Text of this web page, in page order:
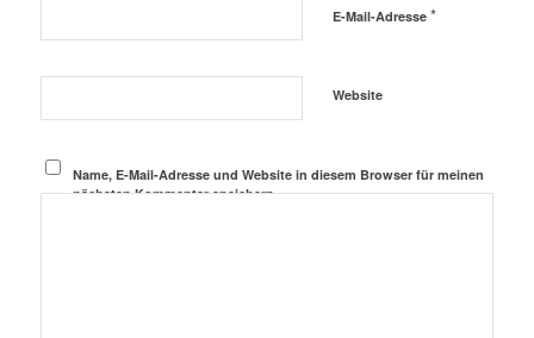
E-Mail-Adresse *
Website
Name, E-Mail-Adresse und Website in diesem Browser für meinen
nächsten Kommentar speichern.